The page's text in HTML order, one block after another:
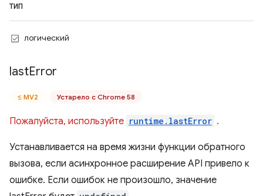
ТИП
логический
lastError
≤ MV2 Устарело с Chrome 58
Пожалуйста, используйте runtime.lastError .
Устанавливается на время жизни функции обратного
вызова, если асинхронное расширение API привело к
ошибке. Если ошибок не произошло, значение